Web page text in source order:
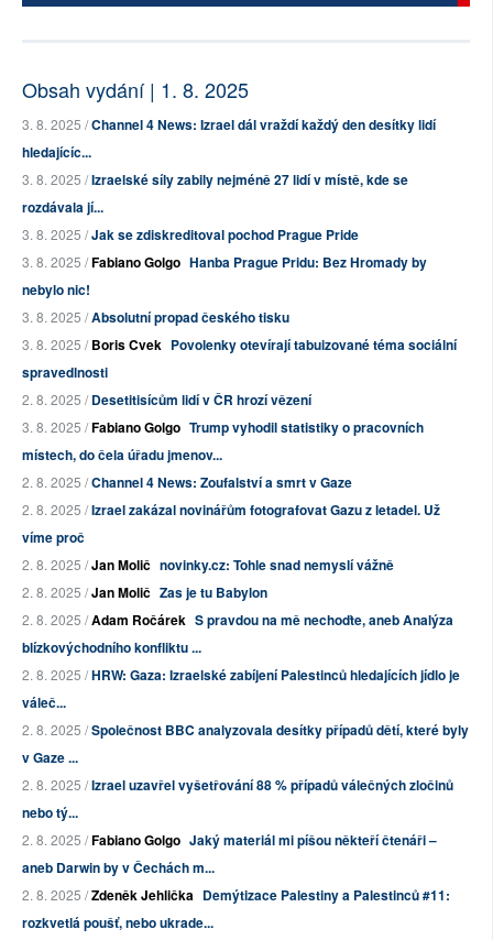
Obsah vydání | 1. 8. 2025
3. 8. 2025 /Channel 4 News: Izrael dál vraždí každý den desítky lidí
hledajícíc...
3. 8. 2025 /Izraelské síly zabily nejméně 27 lidí v místě, kde se
rozdávala jí...
3. 8. 2025 /Jak se zdiskreditoval pochod Prague Pride
3. 8. 2025 /Fabiano Golgo Hanba Prague Pridu: Bez Hromady by
nebylo nic!
3. 8. 2025 /Absolutní propad českého tisku
3. 8. 2025 /Boris Cvek Povolenky otevírají tabuizované téma sociální
spravedlnosti
2. 8. 2025 /Desetitisícům lidí v ČR hrozí vězení
3. 8. 2025 /Fabiano Golgo Trump vyhodil statistiky o pracovních
místech, do čela úřadu jmenov...
2. 8. 2025 /Channel 4 News: Zoufalství a smrt v Gaze
2. 8. 2025 /Izrael zakázal novinářům fotografovat Gazu z letadel. Už
víme proč
2. 8. 2025 /Jan Molič novinky.cz: Tohle snad nemyslí vážně
2. 8. 2025 /Jan Molič Zas je tu Babylon
2. 8. 2025 /Adam Ročárek S pravdou na mě nechoďte, aneb Analýza
blízkovýchodního konfliktu ...
2. 8. 2025 /HRW: Gaza: Izraelské zabíjení Palestinců hledajících jídlo je
váleč...
2. 8. 2025 /Společnost BBC analyzovala desítky případů dětí, které byly
v Gaze ...
2. 8. 2025 /Izrael uzavřel vyšetřování 88 % případů válečných zločinů
nebo tý...
2. 8. 2025 /Fabiano Golgo Jaký materiál mi píšou někteří čtenáři –
aneb Darwin by v Čechách m...
2. 8. 2025 /Zdeněk Jehlička Demýtizace Palestiny a Palestinců #11:
rozkvetlá poušť, nebo ukrade...